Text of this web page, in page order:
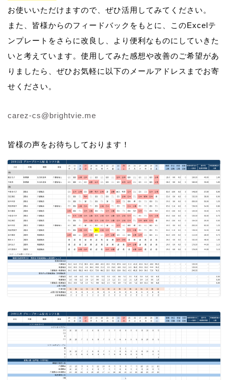
お使いいただけますので、ぜひ活用してみてください。
また、皆様からのフィードバックをもとに、このExcelテ
ンプレートをさらに改良し、より便利なものにしていきた
いと考えています。使用してみた感想や改善のご希望があ
りましたら、ぜひお気軽に以下のメールアドレスまでお寄
せください。
carez-cs@brightvie.me
皆様の声をお待ちしております！